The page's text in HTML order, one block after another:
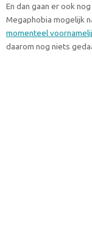
En dan gaan er ook
Megaphobia mogelijk
momenteel
daarom nog niets